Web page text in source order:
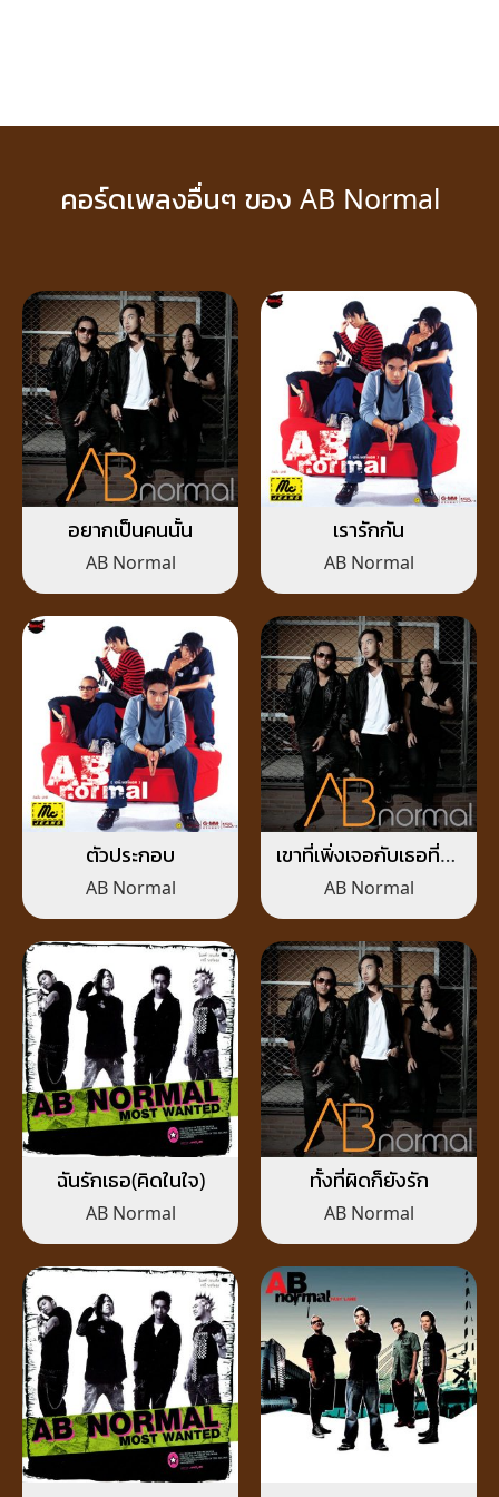
คอร์ดเพลงอื่นๆ ของ AB Normal
อยากเป็นคนนั้น
AB Normal
เรารักกัน
AB Normal
ตัวประกอบ
AB Normal
เขาที่เพิ่งเจอกับเธอที่มา
ก่อน
AB Normal
ฉันรักเธอ(คิดในใจ)
AB Normal
ทั้งที่ผิดก็ยังรัก
AB Normal